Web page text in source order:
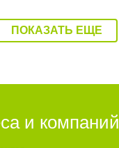
ПОКАЗАТЬ ЕЩЕ
и компаний